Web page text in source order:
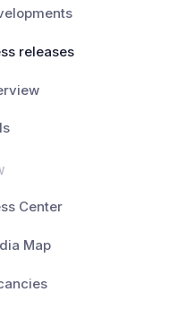
releases
Center
Map